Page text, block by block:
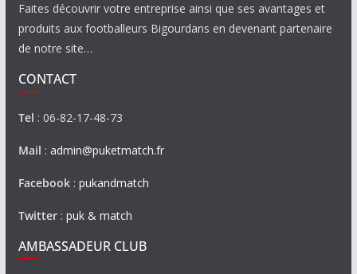
Faites découvrir votre entreprise ainsi que ses avantages et
produits aux footballeurs Bigourdans en devenant partenaire
de notre site…
CONTACT
Tel : 06-82-17-48-73
Mail : admin@puketmatch.fr
Facebook: pukandmatch
Twitter: puk & match
AMBASSADEUR CLUB